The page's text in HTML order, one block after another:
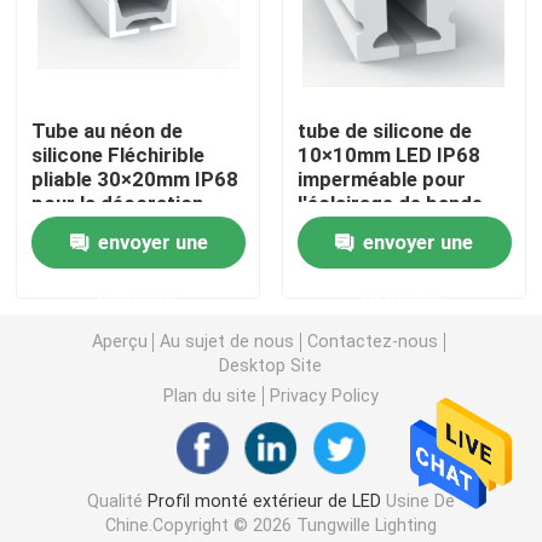
Lumières de bande futées de LED
Profil faisant le coin de LED
Profil circulaire de LED
lumières linéaires menées
Bandes de l'ÉPI LED
Bandes de SMD LED
Tube au néon de
silicone Fléchirible
pliable 30×20mm IP68
pour la décoration
d'éclairage
envoyer une
tube de silicone de
10×10mm LED IP68
imperméable pour
l'éclairage de bande
mené
envoyer une
Aperçu Au sujet de nous
Contactez-nous
Desktop Site
Plan du site
Privacy Policy
Qualité Profil monté extérieur de LED Usine De
Chine.Copyright © 2026 Tungwille Lighting